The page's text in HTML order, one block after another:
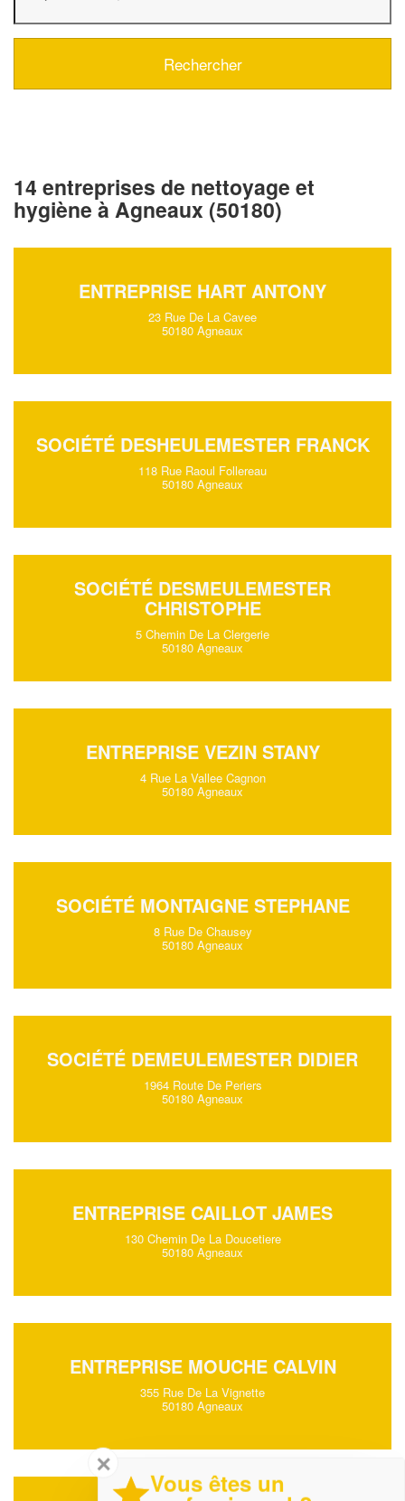
14 entreprises de nettoyage et
hygiène à Agneaux (50180)
ENTREPRISE HART ANTONY
23 Rue De La Cavee
50180 Agneaux
SOCIÉTÉ DESHEULEMESTER FRANCK
118 Rue Raoul Follereau
50180 Agneaux
SOCIÉTÉ DESMEULEMESTER
CHRISTOPHE
5 Chemin De La Clergerie
50180 Agneaux
ENTREPRISE VEZIN STANY
4 Rue La Vallee Cagnon
50180 Agneaux
SOCIÉTÉ MONTAIGNE STEPHANE
8 Rue De Chausey
50180 Agneaux
SOCIÉTÉ DEMEULEMESTER DIDIER
1964 Route De Periers
50180 Agneaux
ENTREPRISE CAILLOT JAMES
130 Chemin De La Doucetiere
50180 Agneaux
ENTREPRISE MOUCHE CALVIN
355 Rue De La Vignette
50180 Agneaux
✕
Vous êtes un